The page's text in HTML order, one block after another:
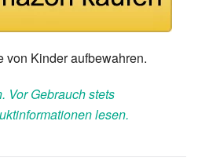
Kinder aufbewahren.
Vor Gebrauch stets
lesen.